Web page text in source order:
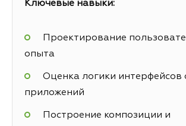
Ключевые навыки:
Проектирование
опыта
Оценка логики интерфейсов
приложений
Построение композиции и